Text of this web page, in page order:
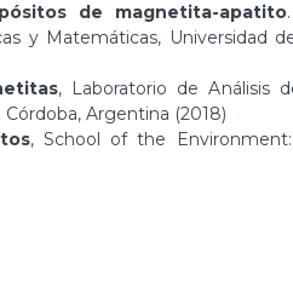
de magnetita-apatito
y Matemáticas, Universidad
, Laboratorio de Análisis
Argentina (2018)
, School of the